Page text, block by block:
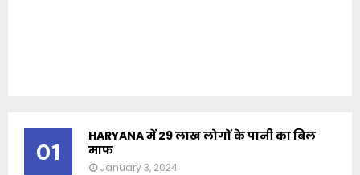
01
HARYANA में 29 लाख लोगों के पानी का बिल
माफ
January 3, 2024